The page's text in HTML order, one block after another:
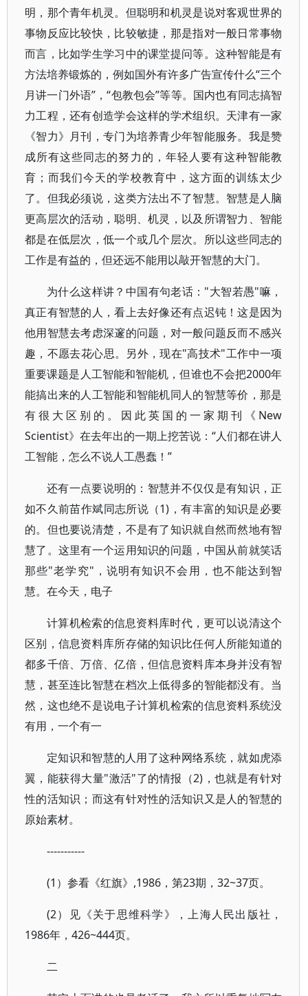
明，那个青年机灵。但聪明和机灵是说对客观世界的
事物反应比较快，比较敏捷，那是指对一般日常事物
而言，比如学生学习中的课堂提问等。这种智能是有
方法培养锻炼的，例如国外有许多广告宣传什么“三个
月讲一门外语”，“包教包会”等等。国内也有同志搞智
力工程，还有创造学会这样的学术组织。天津有一家
《智力》月刊，专门为培养青少年智能服务。我是赞
成所有这些同志的努力的，年轻人要有这种智能教
育；而我们今天的学校教育中，这方面的训练太少
了。但我必须说，这类方法出不了智慧。智慧是人脑
更高层次的活动，聪明、机灵，以及所谓智力、智能
都是在低层次，低一个或几个层次。所以这些同志的
工作是有益的，但还远不能用以敲开智慧的大门。
为什么这样讲？中国有句老话："大智若愚"嘛，
真正有智慧的人，看上去好像还有点迟钝！这是因为
他用智慧去考虑深邃的问题，对一般问题反而不感兴
趣，不愿去花心思。另外，现在"高技术"工作中一项
重要课题是人工智能和智能机，但谁也不会把2000年
能搞出来的人工智能和智能机同人的智慧等价，那是
有很大区别的。因此英国的一家期刊《New
Scientist》在去年出的一期上挖苦说：“人们都在讲人
工智能，怎么不说人工愚蠢！”
还有一点要说明的：智慧并不仅仅是有知识，正
如不久前苗作斌同志所说（1)，有丰富的知识是必要
的。但也要说清楚，不是有了知识就自然而然地有智
慧了。这里有一个运用知识的问题，中国从前就笑话
那些"老学究"，说明有知识不会用，也不能达到智
慧。在今天，电子
计算机检索的信息资料库时代，更可以说清这个
区别，信息资料库所存储的知识比任何人所能知道的
都多千倍、万倍、亿倍，但信息资料库本身并没有智
慧，甚至连比智慧在档次上低得多的智能都没有。当
然，这也绝不是说电子计算机检索的信息资料系统没
有用，一个有一
定知识和智慧的人用了这种网络系统，就如虎添
翼，能获得大量"激活"了的情报（2)，也就是有针对
性的活知识；而这有针对性的活知识又是人的智慧的
原始素材。
-----------
(1）参看《红旗》,1986，第23期，32~37页。
(2）见《关于思维科学》，上海人民出版社，
1986年，426~444页。
二